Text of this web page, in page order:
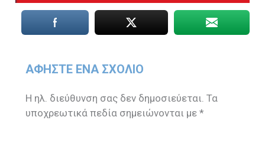
ΑΦΉΣΤΕ ΈΝΑ ΣΧΌΛΙΟ
Η ηλ. διεύθυνση σας δεν δημοσιεύεται. Τα
υποχρεωτικά πεδία σημειώνονται με*